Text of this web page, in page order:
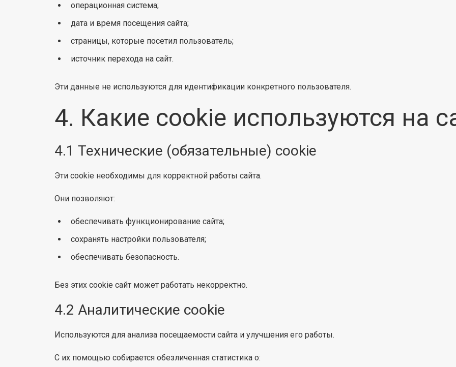
операционная система;
дата и время посещения сайта;
страницы, которые посетил пользователь;
источник перехода на сайт.
Эти данные не используются для идентификации конкретного пользователя.
4. Какие cookie используются на
4.1 Технические (обязательные) cookie
Эти cookie необходимы для корректной работы сайта.
Они позволяют:
обеспечивать функционирование сайта;
сохранять настройки пользователя;
обеспечивать безопасность.
Без этих cookie сайт может работать некорректно.
4.2 Аналитические cookie
Используются для анализа посещаемости сайта и улучшения его работы.
С их помощью собирается обезличенная статистика о: